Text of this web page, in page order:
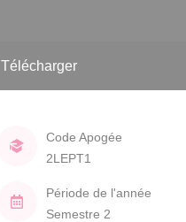
Télécharger
Code Apogée
2LEPT1
Période de l'année
Semestre 2